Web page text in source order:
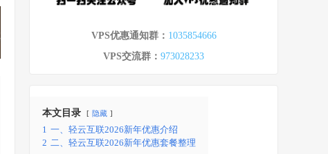
VPS优惠通知群： 1035854666
VPS交流群： 973028233
本文目录 隐藏
1 一、轻云互联2026新年优惠介绍
2 二、轻云互联2026新年优惠套餐整理